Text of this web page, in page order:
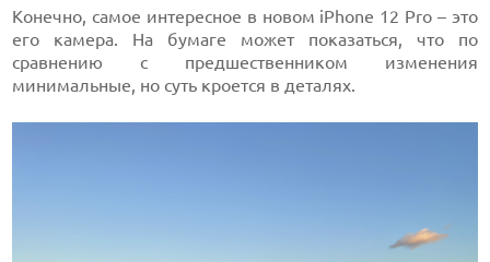
Конечно, самое интересное в новом iPhone 12 Pro – это
его камера. На бумаге может показаться, что по
сравнению с предшественником изменения
минимальные, но суть кроется в деталях.